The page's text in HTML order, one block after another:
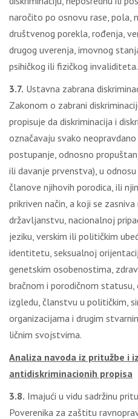
naročito po osnovu rase, pola,
društvenog porekla, rođenja,
drugog uverenja, imovnog
psihičkog ili fizičkog invaliditeta.
3.7. Ustavna zabrana
Zakonom o zabrani
propisuje da diskriminacija i
označavaju svako
postupanje, odnosno
ili davanje prvenstva), u
članove njihovih porodica, ili
prikriven način, a koji se
državljanstvu, nacionalnoj
jeziku, verskim ili političkim
identitetu, seksualnoj
genetskim osobenostima,
bračnom i porodičnom
izgledu, članstvu u političkim,
organizacijama i drugim
ličnim svojstvima.
Analiza navoda iz pritužbe i
antidiskriminacionih propisa
3.8. Imajući u vidu sadržinu
Poverenika za zaštitu